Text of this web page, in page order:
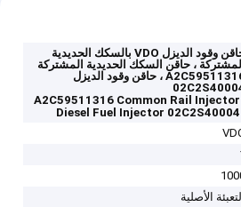
حاقن وقود الديزل VDO بالسكك الحديدية
المشتركة ، حاقن السكك الحديدية المشتركة
A2C59511316 ، حاقن وقود الديزل
A2C59511316 Common Rail Injector
Diesel Fuel Injector 02C2S40004
التعبئة الأصلية